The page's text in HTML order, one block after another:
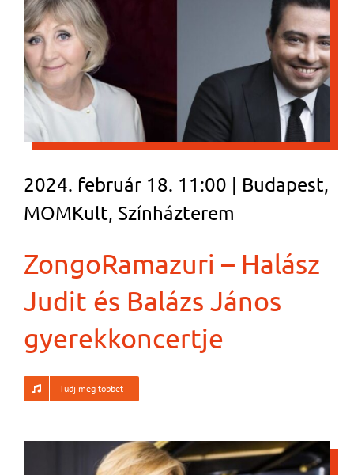
2024. február 18. 11:00 | Budapest,
MOMKult, Színházterem
ZongoRamazuri – Halász
Judit és Balázs János
gyerekkoncertje
Tudj meg többet